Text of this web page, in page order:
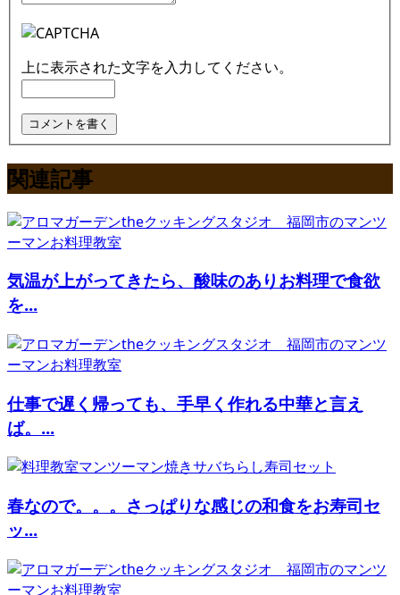
上に表示された文字を入力してください。
関連記事
気温が上がってきたら、酸味のありお料理で食欲
を...
仕事で遅く帰っても、手早く作れる中華と言え
ば。...
春なので。。。さっぱりな感じの和食をお寿司セ
ッ...